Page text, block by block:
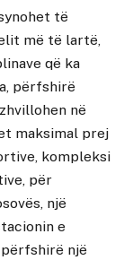
të
më të lartë,
që ka
përfshirë
në
maksimal prej
kompleksi
për
një
e
përfshirë një